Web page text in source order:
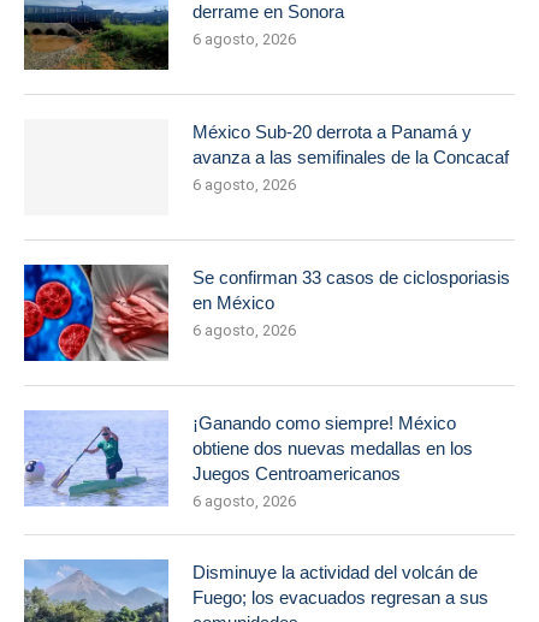
derrame en Sonora
6 agosto, 2026
México Sub-20 derrota a Panamá y
avanza a las semifinales de la Concacaf
6 agosto, 2026
Se confirman 33 casos de ciclosporiasis
en México
6 agosto, 2026
¡Ganando como siempre! México
obtiene dos nuevas medallas en los
Juegos Centroamericanos
6 agosto, 2026
Disminuye la actividad del volcán de
Fuego; los evacuados regresan a sus